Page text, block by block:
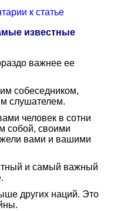
к статье
известные
важнее ее
собеседником,
слушателем.
человек в сотни
собой, своими
вами и вашими
и самый важный
других наций. Это